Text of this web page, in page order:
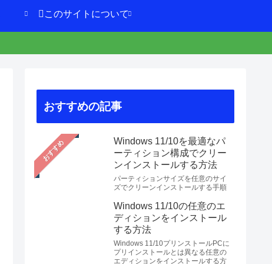
このサイトについて
おすすめの記事
おすすめ
Windows 11/10を最適なパ
ーティション構成でクリー
ンインストールする方法
パーティションサイズを任意のサイ
ズでクリーンインストールする手順
Windows 11/10の任意のエ
ディションをインストール
する方法
Windows 11/10プリンストールPCに
プリインストールとは異なる任意の
エディションをインストールする方